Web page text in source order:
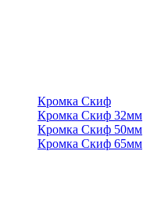
Кромка Скиф
Кромка Скиф 32мм
Кромка Скиф 50мм
Кромка Скиф 65мм